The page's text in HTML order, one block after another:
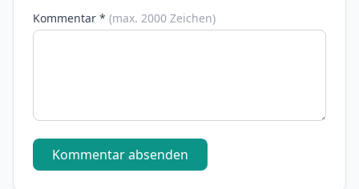
Kommentar * (max. 2000 Zeichen)
Kommentar absenden